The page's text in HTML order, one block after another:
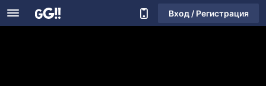
Вход / Регистрация